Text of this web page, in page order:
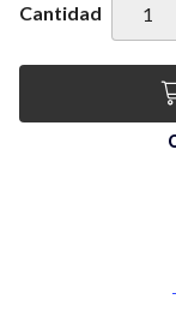
Cantidad